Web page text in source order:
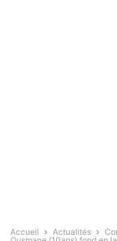
Accueil Actualités